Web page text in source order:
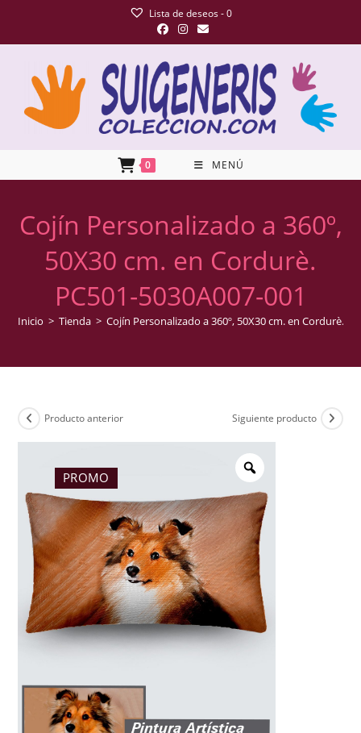
Lista de deseos -0
0 MENÚ
Cojín Personalizado a 360º,
50X30 cm. en Cordurè.
PC501-5030A007-001
Inicio > Tienda > Cojín Personalizado a 360º, 50X30 cm. en Cordurè.
PROMO
Producto anterior Siguiente producto